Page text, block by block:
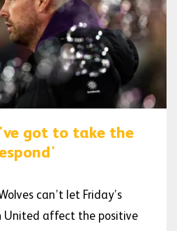
got to take the
can’t let Friday’s
United affect the positive